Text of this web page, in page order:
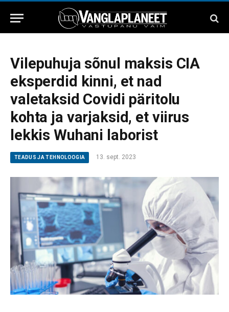
Vilepuhuja sõnul maksis CIA
eksperdid kinni, et nad
valetaksid Covidi päritolu
kohta ja varjaksid, et viirus
lekkis Wuhani laborist
TEADUS JA TEHNOLOOGIA 13. sept. 2023